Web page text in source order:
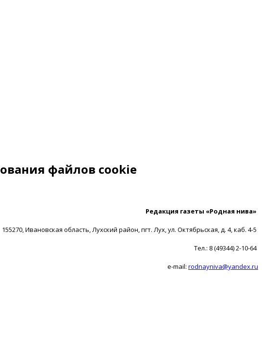
файлов cookie
Редакция газеты «Родная нива»
155270, Ивановская область, Лухский район, пгт. Лух, ул. Октябрьская, д. 4, каб. 4-5
Тел.: 8 (49344) 2-10-64
e-mail: rodnayniva@yandex.ru